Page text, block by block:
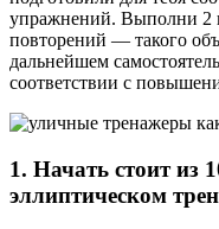
упражнений. Выполни 2
повторений — такого
дальнейшем
соответствии с
1. Начать стоит из
эллиптическом